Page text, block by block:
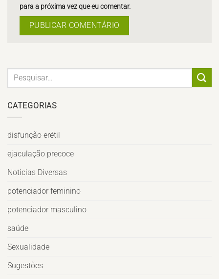
CATEGORIAS
disfunção erétil
ejaculação precoce
Noticias Diversas
potenciador feminino
potenciador masculino
saúde
Sexualidade
Sugestões
para a próxima vez que eu comentar.